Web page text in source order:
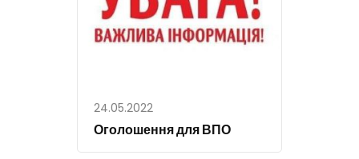
24.05.2022
Оголошення для ВПО